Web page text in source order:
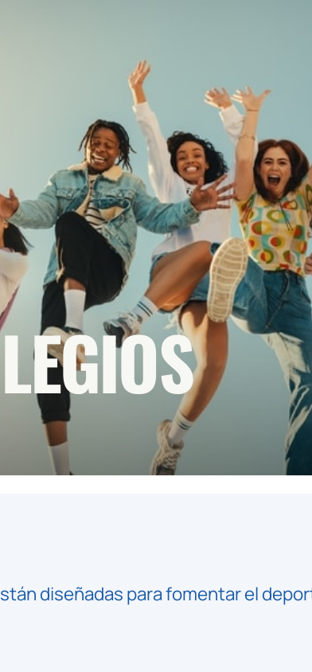
diseñadas para fomentar el